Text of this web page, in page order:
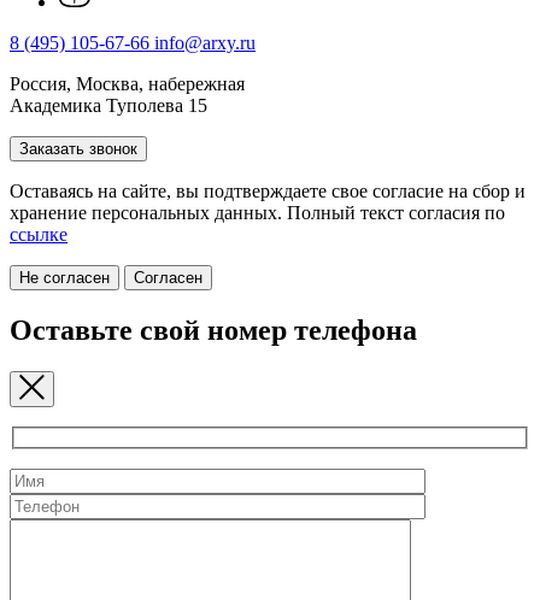
8 (495) 105-67-66 info@arxy.ru
Россия, Москва, набережная
Академика Туполева 15
Заказать звонок
Оставаясь на сайте, вы подтверждаете свое согласие на cбор и
хранение персональных данных. Полный текст согласия по
ссылке
Не согласен Согласен
Оставьте свой номер телефона